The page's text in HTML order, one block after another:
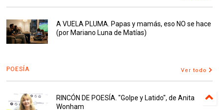
A VUELA PLUMA. Papas y mamás, eso NO se hace
(por Mariano Luna de Matías)
POESÍA Ver todo
RINCÓN DE POESÍA. "Golpe y Latido", de Anita
Wonham